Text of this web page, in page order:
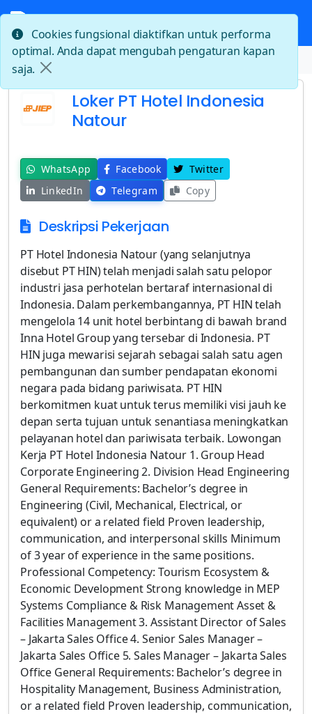
Beranda Loker PT Hotel Indonesia Natour
Loker PT Hotel Indonesia
Natour
WhatsApp Facebook
Twitter
LinkedIn
Telegram Copy
Deskripsi Pekerjaan
PT Hotel Indonesia Natour (yang selanjutnya
disebut PT HIN) telah menjadi salah satu pelopor
industri jasa perhotelan bertaraf internasional di
Indonesia. Dalam perkembangannya, PT HIN telah
mengelola 14 unit hotel berbintang di bawah brand
Inna Hotel Group yang tersebar di Indonesia. PT
HIN juga mewarisi sejarah sebagai salah satu agen
pembangunan dan sumber pendapatan ekonomi
negara pada bidang pariwisata. PT HIN
berkomitmen kuat untuk terus memiliki visi jauh ke
depan serta tujuan untuk senantiasa meningkatkan
pelayanan hotel dan pariwisata terbaik. Lowongan
Kerja PT Hotel Indonesia Natour 1. Group Head
Corporate Engineering 2. Division Head Engineering
General Requirements: Bachelor’s degree in
Engineering (Civil, Mechanical, Electrical, or
equivalent) or a related field Proven leadership,
communication, and interpersonal skills Minimum
of 3 year of experience in the same positions.
Professional Competency: Tourism Ecosystem &
Economic Development Strong knowledge in MEP
Systems Compliance & Risk Management Asset &
Facilities Management 3. Assistant Director of Sales
– Jakarta Sales Office 4. Senior Sales Manager –
Jakarta Sales Office 5. Sales Manager – Jakarta Sales
Office General Requirements: Bachelor’s degree in
Hospitality Management, Business Administration,
or a related field Proven leadership, communication,
Cookies fungsional diaktifkan untuk performa
optimal. Anda dapat mengubah pengaturan kapan
saja.